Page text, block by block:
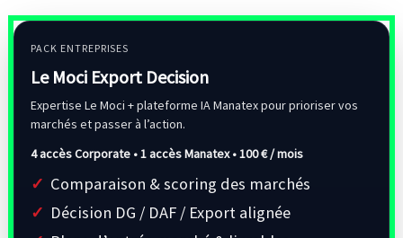
PACK ENTREPRISES
Le Moci Export Decision
Expertise Le Moci + plateforme IA Manatex pour prioriser vos
marchés et passer à l’action.
4 accès Corporate • 1 accès Manatex •100 € / mois
Comparaison & scoring des marchés
Décision DG / DAF / Export alignée